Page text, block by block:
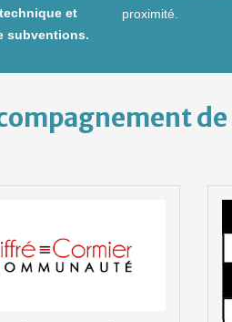
et
subventions.
proximité.